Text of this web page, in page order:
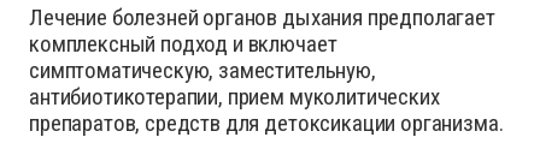
Лечение болезней органов дыхания предполагает
комплексный подход и включает
симптоматическую, заместительную,
антибиотикотерапии, прием муколитических
препаратов, средств для детоксикации организма.